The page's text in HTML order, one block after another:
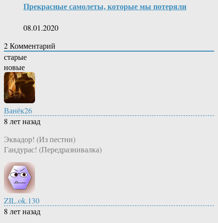
Прекрасные самолеты, которые мы потеряли
08.01.2020
2Комментарий
старые
новые
Ванёк26
8 лет назад
Эквадор! (Из пестни)
Гандурас! (Передразнивалка)
ZIL.ok.130
8 лет назад